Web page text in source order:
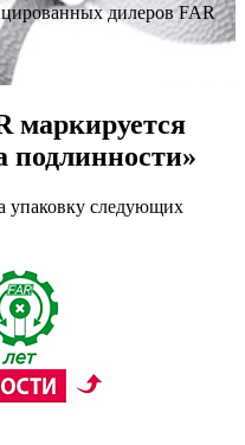
дилеров FAR
маркируется
подлинности»
упаковку следующих